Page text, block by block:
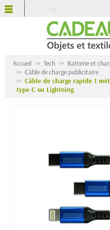
Blog
Accueil Tech
Batterie et
Câble de charge publicitaire
Câble de charge rapide 1
type C ou Lightning